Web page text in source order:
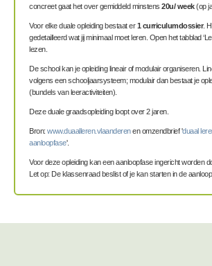
concreet gaat het over gemiddeld minstens 20u/ week(op
Voor elke duale opleiding bestaat er1 curriculumdossier.
gedetailleerd wat jij minimaal moet leren. Open het tabblad
lezen.
De school kan je opleiding lineair of modulair organiseren.
volgens een schooljaarsysteem; modulair dan bestaat je
(bundels van leeractiviteiten).
Deze duale graadsopleiding loopt over 2 jaren.
Bron: www.duaalleren.vlaanderenen omzendbrief 'duaal
aanloopfase'.
Voor deze opleiding kan een aanloopfase ingericht worden
Let op: De klassenraad beslist of je kan starten in de